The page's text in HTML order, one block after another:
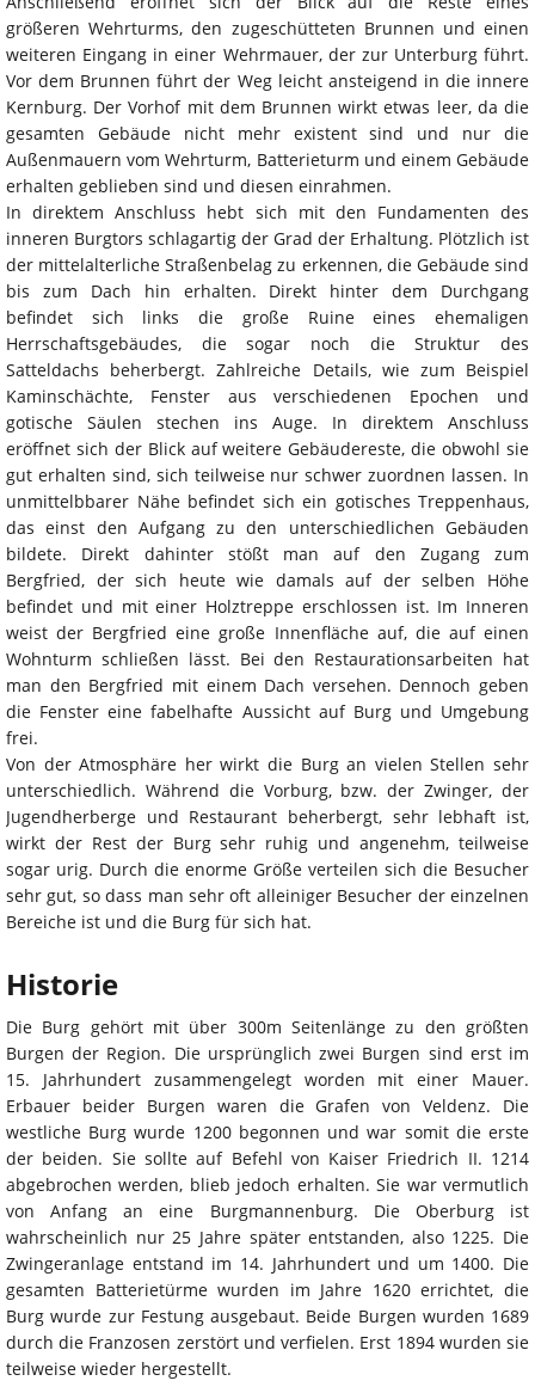
größeren Wehrturms, den zugeschütteten Brunnen und einen
weiteren Eingang in einer Wehrmauer, der zur Unterburg führt.
Vor dem Brunnen führt der Weg leicht ansteigend in die innere
Kernburg. Der Vorhof mit dem Brunnen wirkt etwas leer, da die
gesamten Gebäude nicht mehr existent sind und nur die
Außenmauern vom Wehrturm, Batterieturm und einem Gebäude
erhalten geblieben sind und diesen einrahmen.
In direktem Anschluss hebt sich mit den Fundamenten des
inneren Burgtors schlagartig der Grad der Erhaltung. Plötzlich ist
der mittelalterliche Straßenbelag zu erkennen, die Gebäude sind
bis zum Dach hin erhalten. Direkt hinter dem Durchgang
befindet sich links die große Ruine eines ehemaligen
Herrschaftsgebäudes, die sogar noch die Struktur des
Satteldachs beherbergt. Zahlreiche Details, wie zum Beispiel
Kaminschächte, Fenster aus verschiedenen Epochen und
gotische Säulen stechen ins Auge. In direktem Anschluss
eröffnet sich der Blick auf weitere Gebäudereste, die obwohl sie
gut erhalten sind, sich teilweise nur schwer zuordnen lassen. In
unmittelbbarer Nähe befindet sich ein gotisches Treppenhaus,
das einst den Aufgang zu den unterschiedlichen Gebäuden
bildete. Direkt dahinter stößt man auf den Zugang zum
Bergfried, der sich heute wie damals auf der selben Höhe
befindet und mit einer Holztreppe erschlossen ist. Im Inneren
weist der Bergfried eine große Innenfläche auf, die auf einen
Wohnturm schließen lässt. Bei den Restaurationsarbeiten hat
man den Bergfried mit einem Dach versehen. Dennoch geben
die Fenster eine fabelhafte Aussicht auf Burg und Umgebung
frei.
Von der Atmosphäre her wirkt die Burg an vielen Stellen sehr
unterschiedlich. Während die Vorburg, bzw. der Zwinger, der
Jugendherberge und Restaurant beherbergt, sehr lebhaft ist,
wirkt der Rest der Burg sehr ruhig und angenehm, teilweise
sogar urig. Durch die enorme Größe verteilen sich die Besucher
sehr gut, so dass man sehr oft alleiniger Besucher der einzelnen
Bereiche ist und die Burg für sich hat.
Historie
Die Burg gehört mit über 300m Seitenlänge zu den größten
Burgen der Region. Die ursprünglich zwei Burgen sind erst im
15. Jahrhundert zusammengelegt worden mit einer Mauer.
Erbauer beider Burgen waren die Grafen von Veldenz. Die
westliche Burg wurde 1200 begonnen und war somit die erste
der beiden. Sie sollte auf Befehl von Kaiser Friedrich II. 1214
abgebrochen werden, blieb jedoch erhalten. Sie war vermutlich
von Anfang an eine Burgmannenburg. Die Oberburg ist
wahrscheinlich nur 25 Jahre später entstanden, also 1225. Die
Zwingeranlage entstand im 14. Jahrhundert und um 1400. Die
gesamten Batterietürme wurden im Jahre 1620 errichtet, die
Burg wurde zur Festung ausgebaut. Beide Burgen wurden 1689
durch die Franzosen zerstört und verfielen. Erst 1894 wurden sie
teilweise wieder hergestellt.